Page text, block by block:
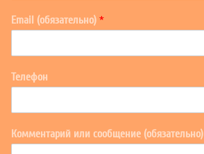
Email (обязательно) *
Телефон
Комментарий или сообщение (обязательно)